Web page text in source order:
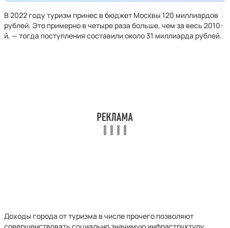
В 2022 году туризм принес в бюджет Москвы 120 миллиардов
рублей. Это примерно в четыре раза больше, чем за весь 2010-
й, — тогда поступления составили около 31 миллиарда рублей.
Доходы города от туризма в числе прочего позволяют